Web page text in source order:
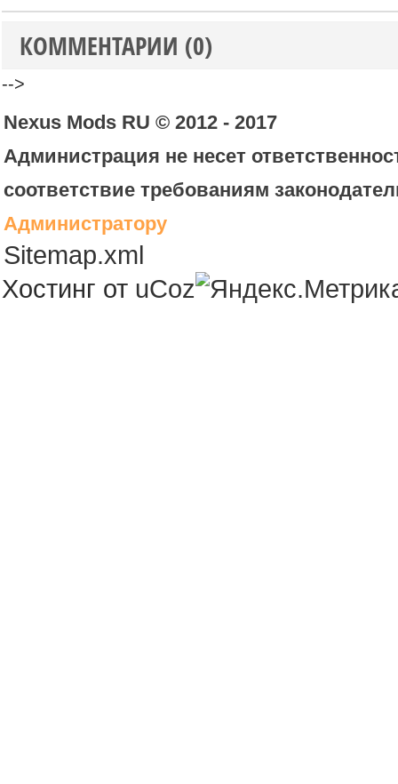
КОММЕНТАРИИ (0)
-->
Nexus Mods RU © 2012 - 2017
Администрация не несет
соответствие требованиям
Администратору
Sitemap.xml
Хостинг от uCoz